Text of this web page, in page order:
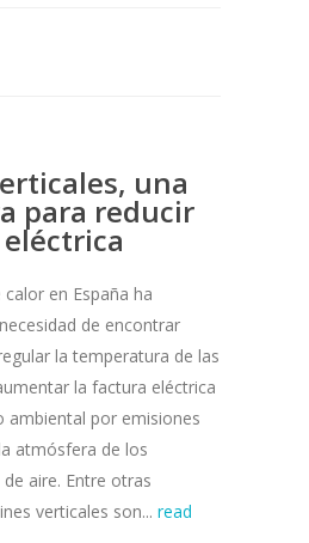
una
para reducir
en España ha
de encontrar
la temperatura de las
la factura eléctrica
ambiental por emisiones
atmósfera de los
aire. Entre otras
verticales son... read